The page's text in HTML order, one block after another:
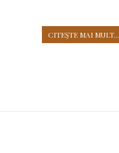
CITEŞTE MAI MULT...